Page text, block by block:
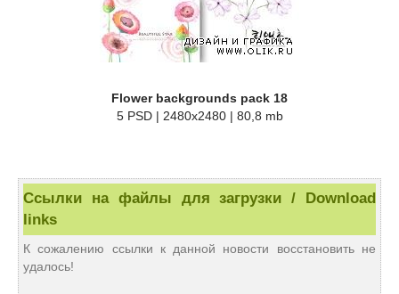
Flower backgrounds pack 18
5 PSD | 2480x2480 | 80,8 mb
Ссылки на файлы для загрузки / Download
links
К сожалению ссылки к данной новости восстановить не
удалось!